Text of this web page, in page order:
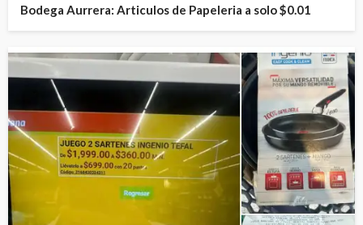
Bodega Aurrera: Articulos de Papeleria a solo $0.01